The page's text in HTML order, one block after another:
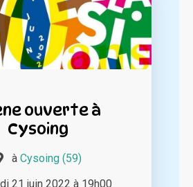
ouverte à
Cysoing
à Cysoing (59)
21 juin 2022 à 19h00